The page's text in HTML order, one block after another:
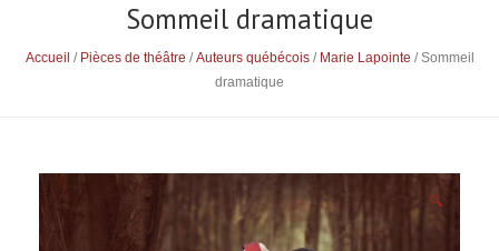
Sommeil dramatique
Accueil / Pièces de théâtre /Auteurs québécois/ Marie Lapointe / Sommeil
dramatique
🔍